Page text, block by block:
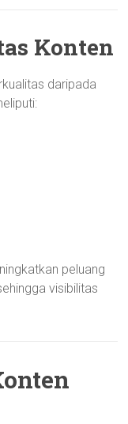
Konten
daripada
peluang
visibilitas